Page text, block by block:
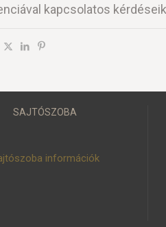
kapcsolatos
SAJTÓSZOBA
információk